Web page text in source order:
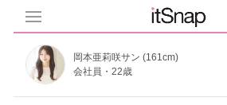
岡本亜莉咲サン (161cm)
会社員・22歳